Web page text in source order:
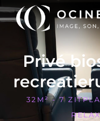
Privé
32M² - 7